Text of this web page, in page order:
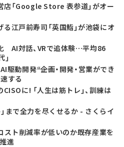
店「Google Store 表参道」がオー
江戸前寿司「英国鮨」が池袋にオ
AI対話、VRで追体験…平均86
動開発――“企画・開発・営業ができ
する
に! 「人生は筋トレ」、訓練は
まで全力を尽くせるか - さくらイ
ト削減率が低いのか――既存産業を
進